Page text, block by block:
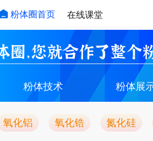
粉体圈首页 在线课堂
，您就合作了整个
粉体技术 粉体展
氧化铝 氧化锆 氮化硅